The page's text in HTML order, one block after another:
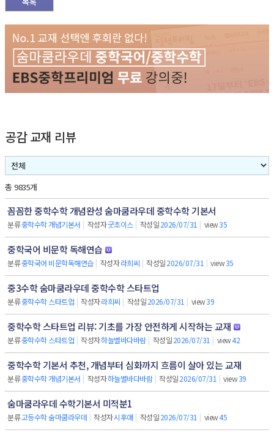
공감 교재 리뷰
총 9835개
꼼꼼한 중학수학 개념완성 숨마쿰라우데 중학수학 기본서
분류중학수학 개념기본서 | 작성자굿초이스 | 작성일2026/07/31 | view35
중학국어 비문학 독해연습
분류중학국어 비문학독해연습 | 작성자라희씨 | 작성일2026/07/31 | view35
중3수학 숨마쿰라우데 중학수학 스타트업
분류중학수학 스타트업 | 작성자라희씨 | 작성일2026/07/31 | view39
중학수학 스타트업 리뷰: 기초를 가장 안전하게 시작하는 교재
분류중학수학 스타트업 | 작성자하늘별바다바람 | 작성일2026/07/31 | view42
중학수학 기본서 추천, 개념부터 심화까지 흐름이 살아 있는 교재
분류중학수학 개념기본서 | 작성자하늘별바다바람 | 작성일2026/07/31 | view39
숨마쿰라우데 수학기본서 미적분1
분류고등수학 숨마쿰라우데 | 작성자시후애 | 작성일2026/07/31 | view45